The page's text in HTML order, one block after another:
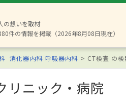
の想いを取材
件の情報を掲載（2026年8月08日現在）
消化器内科 呼吸器内科 CT検査 の
リニック・病院